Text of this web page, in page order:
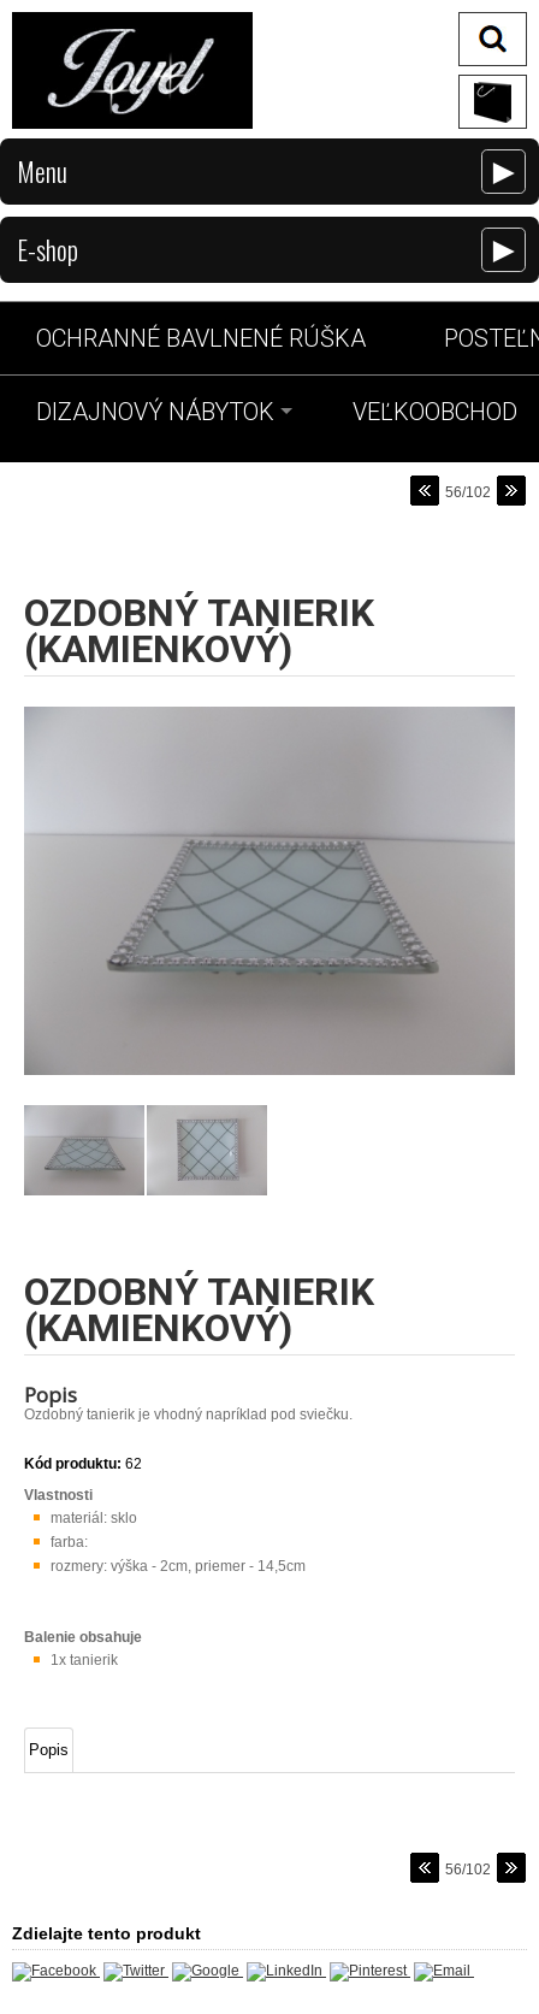
Menu ►
E-shop ►
OCHRANNÉ BAVLNENÉ RÚŠKA
DIZAJNOVÝ NÁBYTOK VEĽKOOBCHOD
56/102
OZDOBNÝ TANIERIK
(KAMIENKOVÝ)
OZDOBNÝ TANIERIK
(KAMIENKOVÝ)
Popis
Ozdobný tanierik je vhodný napríklad pod sviečku.
Kód produktu: 62
Vlastnosti
materiál: sklo
farba:
rozmery: výška - 2cm, priemer - 14,5cm
Balenie obsahuje
1x tanierik
Popis
56/102
Zdielajte tento produkt